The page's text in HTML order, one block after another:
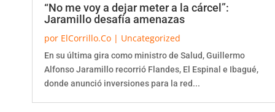
“No me voy a dejar meter a la cárcel”:
Jaramillo desafía amenazas
por ElCorrillo.Co | Uncategorized
En su última gira como ministro de Salud, Guillermo
Alfonso Jaramillo recorrió Flandes, El Espinal e Ibagué,
donde anunció inversiones para la red...